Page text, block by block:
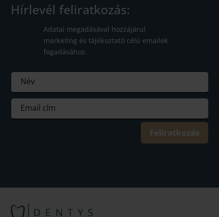
Hírlevél feliratkozás:
Adatai megadásával hozzájárul
marketing és tájékoztató célú emailek
fogadásához.
Feliratkozás